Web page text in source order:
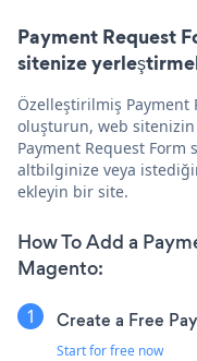
Payment Request
sitenize
Özelleştirilmiş Payment
oluşturun, web
Payment Request Form
altbilginize veya
ekleyin bir site.
How To Add a
Magento:
Create a Free
Start for free now